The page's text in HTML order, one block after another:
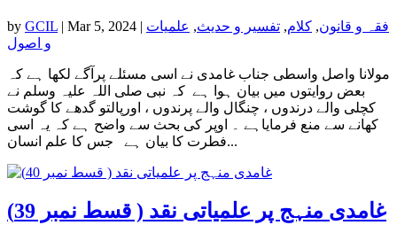
by GCIL | Mar 5, 2024 | فقہ و قانون, کلام, تفسیر و حدیث, علمیات
و اصول
مولانا واصل واسطی جناب غامدی نے اسی مسئلے پرآگے لکھا ہے کہ
بعض روایتوں میں بیان ہوا ہے کہ نبی صلی اللہ علیہ وسلم نے
کچلی والے درندوں ، چنگال والے پرندوں ، اورپالتو گدھے کا گوشت
کھانے سے منع فرمایاہے ۔ اوپر کی بحث سے واضح ہے کہ یہ اسی
فطرت کا بیان ہے جس کا علم انسان...
غامدی منہج پر علمیاتی نقد ( قسط نمبر 39)